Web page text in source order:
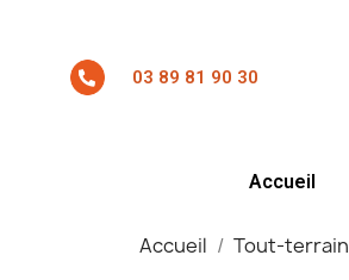
03 89 81 90 30
Accueil
Accueil Tout-terrain